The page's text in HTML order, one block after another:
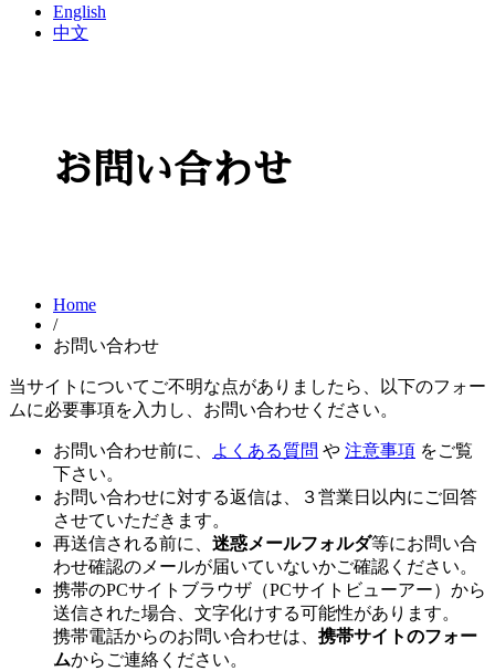
English
中文
お問い合わせ
Home
/
お問い合わせ
当サイトについてご不明な点がありましたら、以下のフォー
ムに必要事項を入力し、お問い合わせください。
お問い合わせ前に、 よくある質問 や 注意事項 をご覧
下さい。
お問い合わせに対する返信は、３営業日以内にご回答
させていただきます。
再送信される前に、 迷惑メールフォルダ等にお問い合
わせ確認のメールが届いていないかご確認ください。
携帯のPCサイトブラウザ（PCサイトビューアー）から
送信された場合、文字化けする可能性があります。
携帯電話からのお問い合わせは、 携帯サイトのフォー
ムからご連絡ください。